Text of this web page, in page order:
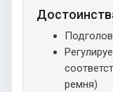
ремня)